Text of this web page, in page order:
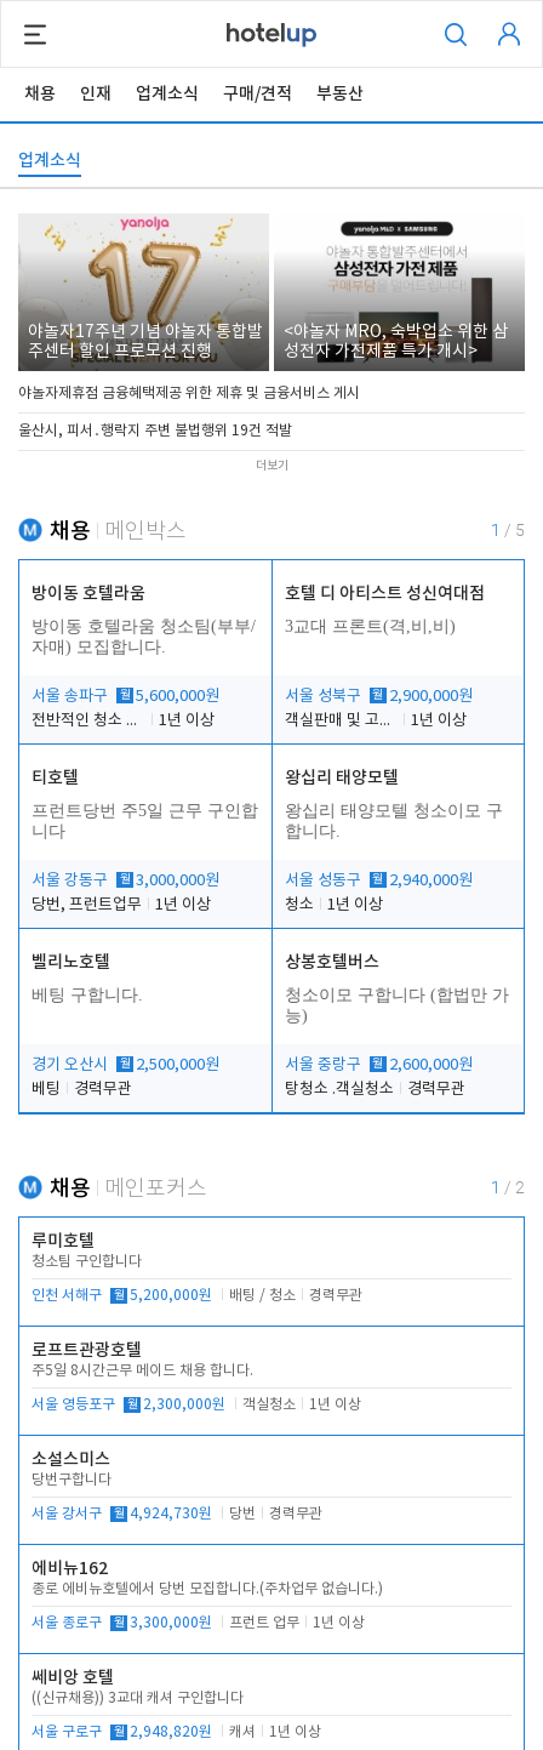
채용 인재 업계소식 구매/견적 부동산
업계소식
야놀자17주년 기념 야놀자 통합발
주센터 할인 프로모션 진행
<야놀자 MRO, 숙박업소 위한 삼
성전자 가전제품 특가 개시>
야놀자제휴점 금융혜택제공 위한 제휴 및 금융서비스 게시
울산시, 피서․행락지 주변 불법행위 19건 적발
더보기
채용 메인박스 1 / 5
방이동 호텔라움
방이동 호텔라움 청소팀(부부/
자매) 모집합니다.
서울 송파구 월 5,600,000원
전반적인 청소 업무(객실청소.객실정리)
1년 이상
호텔 디 아티스트 성신여대점
3교대 프론트(격,비,비)
서울 성북구 월 2,900,000원
객실판매 및 고객응대
1년 이상
티호텔
프런트당번 주5일 근무 구인합
니다
서울 강동구 월 3,000,000원
당번, 프런트업무
1년 이상
왕십리 태양모텔
왕십리 태양모텔 청소이모 구
합니다.
서울 성동구 월 2,940,000원
청소
1년 이상
벨리노호텔
베팅 구합니다.
경기 오산시 월 2,500,000원
베팅
경력무관
상봉호텔버스
청소이모 구합니다 (합법만 가
능)
서울 중랑구 월 2,600,000원
탕청소 .객실청소
경력무관
채용 메인포커스 1 / 2
루미호텔
청소팀 구인합니다
인천 서해구 월 5,200,000원 배팅 / 청소 경력무관
로프트관광호텔
주5일 8시간근무 메이드 채용 합니다.
서울 영등포구 월 2,300,000원 객실청소 1년 이상
소설스미스
당번구합니다
서울 강서구 월 4,924,730원 당번 경력무관
에비뉴162
종로 에비뉴호텔에서 당번 모집합니다.(주차업무 없습니다.)
서울 종로구 월 3,300,000원 프런트 업무 1년 이상
쎄비앙 호텔
((신규채용)) 3교대 캐셔 구인합니다
서울 구로구 월 2,948,820원 캐셔 1년 이상